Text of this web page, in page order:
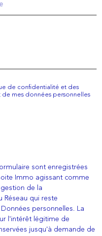
de confidentialité et des
de mes données personnelles
sont enregistrées
Immo agissant comme
de la
Réseau qui reste
personnelles. La
l'intérêt légitime de
jusqu'à demande de